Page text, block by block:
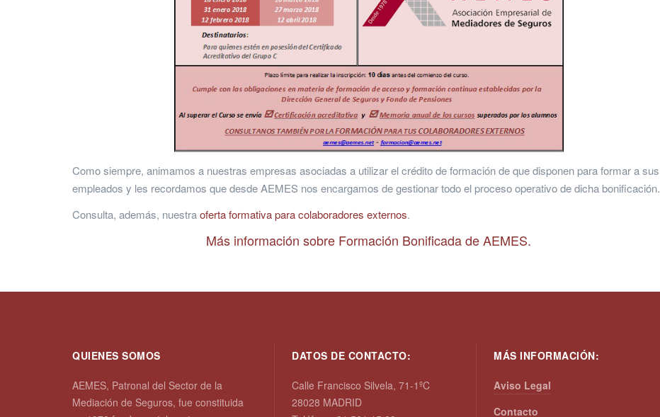
Como siempre, animamos a nuestras empresas asociadas a utilizar el crédito de formación de que disponen para formar a sus
empleados y les recordamos que desde AEMES nos encargamos de gestionar todo el proceso operativo de dicha bonificación.
Consulta, además, nuestraoferta formativa para colaboradores externos.
Más información sobre Formación Bonificada de AEMES.
QUIENES SOMOS
AEMES, Patronal del Sector de la
Mediación de Seguros, fue constituida
DATOS DE CONTACTO:
Calle Francisco Silvela, 71-1ºC
28028 MADRID
MÁS INFORMACIÓN:
Aviso Legal
Contacto